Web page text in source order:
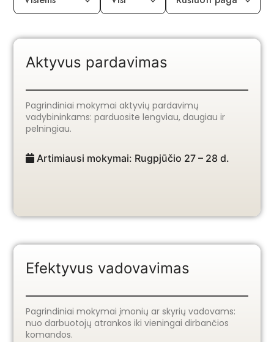
Aktyvus pardavimas
Pagrindiniai mokymai aktyvių pardavimų
vadybininkams: parduosite lengviau, daugiau ir
pelningiau.
Artimiausi mokymai: Rugpjūčio 27 – 28 d.
Efektyvus vadovavimas
Pagrindiniai mokymai įmonių ar skyrių vadovams:
nuo darbuotojų atrankos iki vieningai dirbančios
komandos.